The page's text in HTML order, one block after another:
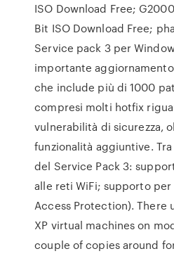
ISO Download Free;
Bit ISO Download Free;
Service pack 3 per
importante
che include più di 1000
compresi molti hotfix
vulnerabilità di sicurezza,
funzionalità aggiuntive.
del Service Pack 3:
alle reti WiFi; supporto per
Access Protection). There
XP virtual machines on
couple of copies around